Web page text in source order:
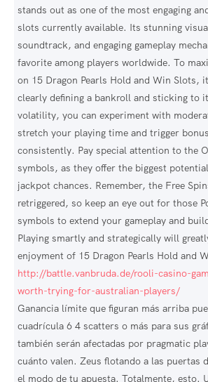
stands out as one of the most engaging
slots currently available. Its stunning
soundtrack, and engaging gameplay
favorite among players worldwide. To
on 15 Dragon Pearls Hold and Win Slots,
clearly defining a bankroll and sticking to
volatility, you can experiment with
stretch your playing time and trigger
consistently. Pay special attention to the
symbols, as they offer the biggest
jackpot chances. Remember, the Free
retriggered, so keep an eye out for those
symbols to extend your gameplay and
Playing smartly and strategically will
enjoyment of 15 Dragon Pearls Hold and
http://battle.vanbruda.de/rooli-casino-
worth-trying-for-australian-players/
Ganancia límite que figuran más arriba
cuadrícula 6 4 scatters o más para sus
también serán afectadas por pragmatic
cuánto valen. Zeus flotando a las puertas
el modo de tu apuesta. Totalmente, esto.